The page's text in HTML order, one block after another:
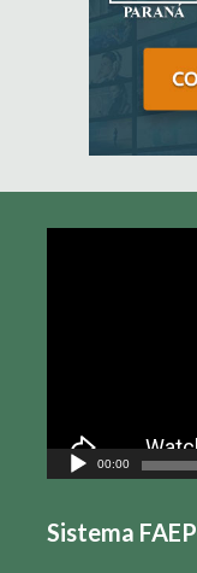
00:00
Sistema FAEP